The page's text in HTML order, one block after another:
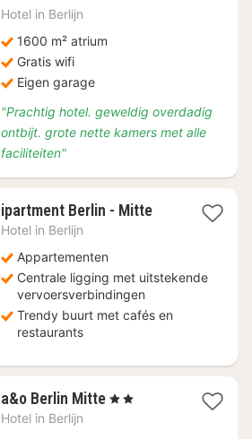
Hotel in Berlijn
1600 m² atrium
Gratis wifi
Eigen garage
"Prachtig hotel. geweldig overdadig
ontbijt. grote nette kamers met alle
faciliteiten"
ipartment Berlin - Mitte1
88,75
Hotel in Berlijn
Appartementen
Centrale ligging met uitstekende
vervoersverbindingen
Trendy buurt met cafés en
restaurants
a&o Berlin Mitte2
, 2 Sterren
Hotel in Berlijn